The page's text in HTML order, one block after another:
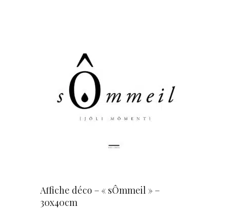
AJOUTER AU PANIER
Affiche déco – « sÔmmeil » –
30x40cm